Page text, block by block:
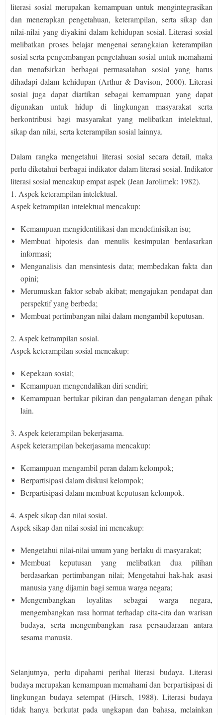
literasi sosial merupakan kemampuan untuk mengintegrasikan
dan menerapkan pengetahuan, keterampilan, serta sikap dan
nilai-nilai yang diyakini dalam kehidupan sosial. Literasi sosial
melibatkan proses belajar mengenai serangkaian keterampilan
sosial serta pengembangan pengetahuan sosial untuk memahami
dan menafsirkan berbagai permasalahan sosial yang harus
dihadapi dalam kehidupan (Arthur & Davison, 2000). Literasi
sosial juga dapat diartikan sebagai kemampuan yang dapat
digunakan untuk hidup di lingkungan masyarakat serta
berkontribusi bagi masyarakat yang melibatkan intelektual,
sikap dan nilai, serta keterampilan sosial lainnya.
Dalam rangka mengetahui literasi sosial secara detail, maka
perlu diketahui berbagai indikator dalam literasi sosial. Indikator
literasi sosial mencakup empat aspek (Jean Jarolimek: 1982).
1. Aspek keterampilan intelektual.
Aspek ketrampilan intelektual mencakup:
Kemampuan mengidentifikasi dan mendefinisikan isu;
Membuat hipotesis dan menulis kesimpulan berdasarkan
informasi;
Menganalisis dan mensintesis data; membedakan fakta dan
opini;
Merumuskan faktor sebab akibat; mengajukan pendapat dan
perspektifyang berbeda;
Membuat pertimbangan nilai dalam mengambil keputusan.
2. Aspek ketrampilan sosial.
Aspek keterampilan sosial mencakup:
Kepekaan sosial;
Kemampuan mengendalikan diri sendiri;
Kemampuan bertukar pikiran dan pengalaman dengan pihak
lain.
3. Aspek keterampilan bekerjasama.
Aspek keterampilan bekerjasama mencakup:
Kemampuan mengambil peran dalam kelompok;
Berpartisipasi dalam diskusi kelompok;
Berpartisipasi dalam membuat keputusan kelompok.
4. Aspek sikap dan nilai sosial.
Aspek sikap dan nilai sosial ini mencakup:
Mengetahui nilai-nilai umum yang berlaku di masyarakat;
Membuat keputusan yang melibatkan dua pilihan
berdasarkan pertimbangan nilai; Mengetahui hak-hak asasi
manusia yang dijamin bagi semua warga negara;
Mengembangkan loyalitas sebagai warga negara,
mengembangkan rasa hormat terhadap cita-cita dan warisan
budaya, serta mengembangkan rasa persaudaraan antara
sesama manusia.
Selanjutnya, perlu dipahami perihal literasi budaya. Literasi
budaya merupakan kemampuan memahami dan berpartisipasi di
lingkungan budaya setempat (Hirsch, 1988). Literasi budaya
tidak hanya berkutat pada ungkapan dan bahasa, melainkan